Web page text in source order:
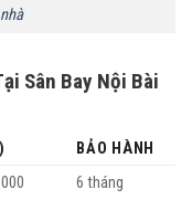
Sân Bay Nội Bài
BẢO HÀNH
6 tháng